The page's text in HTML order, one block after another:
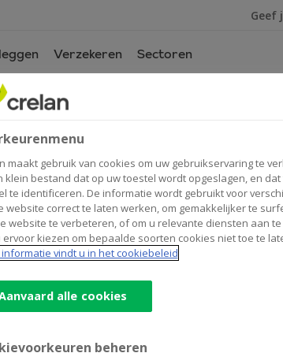
Ik
Verzekeren Sectoren
van
Contactgegevens
Kantoor & Geldautomaat
Statiestraat 821740TERNAT
Dekerf
&
+32 2/5826676
ternat@crelan.be
maakt gebruik van cookies om uw gebruikservaring te
klein bestand dat op uw toestel wordt opgeslagen, en
te identificeren. De informatie wordt gebruikt voor
website correct te laten werken, om gemakkelijker te
website te verbeteren, of om u relevante diensten aan
ervoor kiezen om bepaalde soorten cookies niet toe te
vindt u in het cookiebeleid
alle cookies
beheren